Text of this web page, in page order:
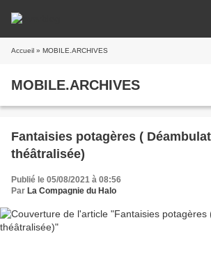
Accueil » MOBILE.ARCHIVES
MOBILE.ARCHIVES
Fantaisies potagères (
théâtralisée)
Publié le 05/08/2021 à 08:56
Par La Compagnie du Halo